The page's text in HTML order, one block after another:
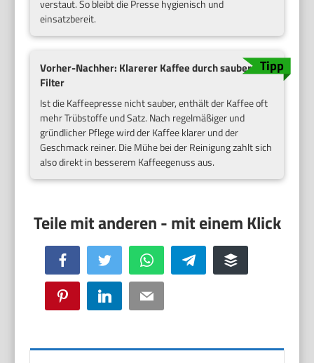
verstaut. So bleibt die Presse hygienisch und
einsatzbereit.
Vorher-Nachher: Klarerer Kaffee durch saubere
Filter
Ist die Kaffeepresse nicht sauber, enthält der Kaffee oft
mehr Trübstoffe und Satz. Nach regelmäßiger und
gründlicher Pflege wird der Kaffee klarer und der
Geschmack reiner. Die Mühe bei der Reinigung zahlt sich
also direkt in besserem Kaffeegenuss aus.
Facebook Twitter WhatsApp Telegram Buffer
Pinterest LinkedIn Email